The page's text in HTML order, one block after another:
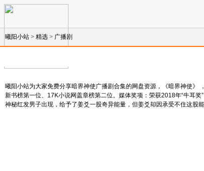
曦阳小站 > 精选 > 广播剧
曦阳小站为大家免费分享暗界神使广播剧合集的网盘资源，《暗界神使》
新书榜第一位、17K小说网盖章榜第二位。媒体奖项：荣获2018年“牛耳
神秘红发男子出现，给予了姜爻一股奇异能量，但姜爻却因承受不住这股